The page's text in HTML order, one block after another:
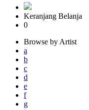
Keranjang Belanja
0
Browse by Artist
a
b
c
d
e
f
g